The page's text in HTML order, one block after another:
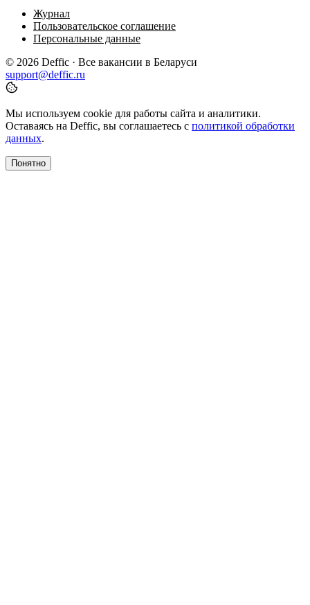
Журнал
Пользовательское соглашение
Персональные данные
© 2026 Deffic · Все вакансии в Беларуси
support@deffic.ru
Мы используем cookie для работы сайта и аналитики.
Оставаясь на Deffic, вы соглашаетесь с политикой обработки
данных.
Понятно